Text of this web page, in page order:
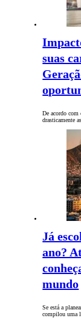
suas
De acordo
drasticamente
Já
ano?
mundo
Se está a
compilou uma